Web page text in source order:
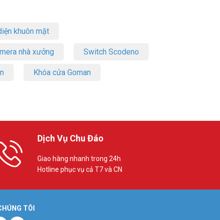
khuôn mặt
nhà xưởng Switch Scodeno
Khóa cửa Goman
Dịch Vụ Chu Đáo
Giao hàng nhanh trong 24h
Hotline phục vụ cả T7 và CN
TÔI